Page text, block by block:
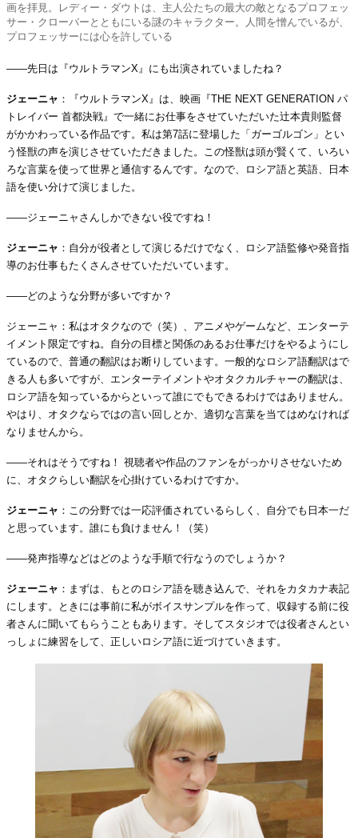
画を拝見。レディー・ダウトは、主人公たちの最大の敵となるプロフェッ
サー・クローバーとともにいる謎のキャラクター。人間を憎んでいるが、
プロフェッサーには心を許している
――先日は『ウルトラマンX』にも出演されていましたね？
ジェーニャ ：『ウルトラマンX』は、映画『THE NEXT GENERATION パ
トレイバー 首都決戦』で一緒にお仕事をさせていただいた辻本貴則監督
がかかわっている作品です。私は第7話に登場した「ガーゴルゴン」とい
う怪獣の声を演じさせていただきました。この怪獣は頭が賢くて、いろい
ろな言葉を使って世界と通信するんです。なので、ロシア語と英語、日本
語を使い分けて演じました。
――ジェーニャさんしかできない役ですね！
ジェーニャ ：自分が役者として演じるだけでなく、ロシア語監修や発音指
導のお仕事もたくさんさせていただいています。
――どのような分野が多いですか？
ジェーニャ：私はオタクなので（笑）、アニメやゲームなど、エンターテ
イメント限定ですね。自分の目標と関係のあるお仕事だけをやるようにし
ているので、普通の翻訳はお断りしています。一般的なロシア語翻訳はで
きる人も多いですが、エンターテイメントやオタクカルチャーの翻訳は、
ロシア語を知っているからといって誰にでもできるわけではありません。
やはり、オタクならではの言い回しとか、適切な言葉を当てはめなければ
なりませんから。
――それはそうですね！ 視聴者や作品のファンをがっかりさせないため
に、オタクらしい翻訳を心掛けているわけですか。
ジェーニャ ：この分野では一応評価されているらしく、自分でも日本一だ
と思っています。誰にも負けません！（笑）
――発声指導などはどのような手順で行なうのでしょうか？
ジェーニャ ：まずは、もとのロシア語を聴き込んで、それをカタカナ表記
にします。ときには事前に私がボイスサンプルを作って、収録する前に役
者さんに聞いてもらうこともあります。そしてスタジオでは役者さんとい
っしょに練習をして、正しいロシア語に近づけていきます。